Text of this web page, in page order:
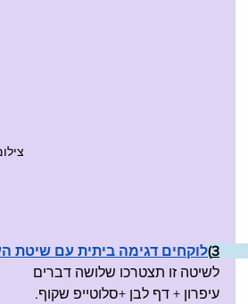
3) לוקחים דגימה ביתית עם שיטת
לשיטה זו תצטרכו שלושה דברים
עיפרון + דף לבן +סלוטייפ שקוף.